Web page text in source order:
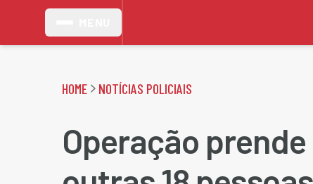
HOME NOTÍCIAS POLICIAIS
Operação